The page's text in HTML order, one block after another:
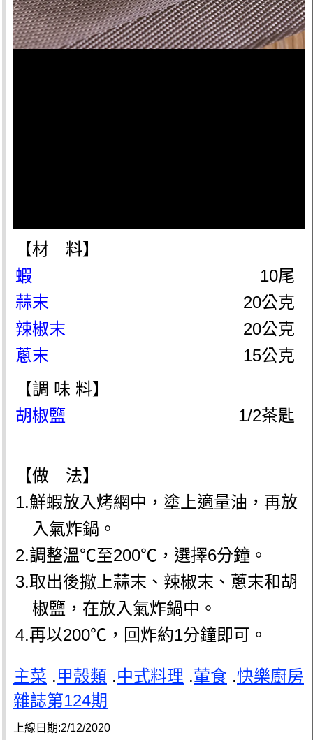
【材 料】
蝦
10尾
蒜末
20公克
辣椒末
20公克
蔥末
15公克
【調 味 料】
胡椒鹽
1/2茶匙
【做 法】
1.鮮蝦放入烤網中，塗上適量油，再放
入氣炸鍋。
2.調整溫℃至200℃，選擇6分鐘。
3.取出後撒上蒜末、辣椒末、蔥末和胡
椒鹽，在放入氣炸鍋中。
4.再以200℃，回炸約1分鐘即可。
主菜 .甲殼類 .中式料理 .葷食 .快樂廚房
雜誌第124期
上線日期:2/12/2020